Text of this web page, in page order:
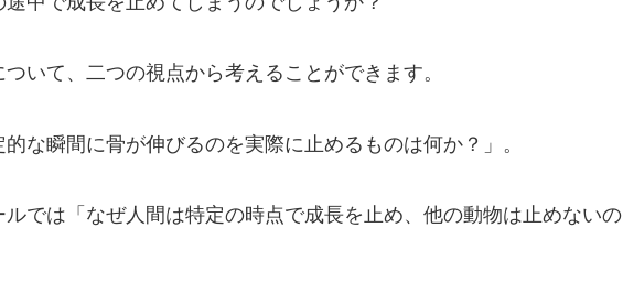
いて、二つの視点から考えることができます。
な瞬間に骨が伸びるのを実際に止めるものは何か？」。
では「なぜ人間は特定の時点で成長を止め、他の動物は止めないの